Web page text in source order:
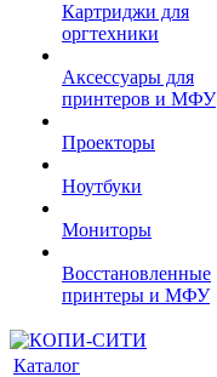
Картриджи для
оргтехники
Аксессуары для
принтеров и МФУ
Проекторы
Ноутбуки
Мониторы
Восстановленные
принтеры и МФУ
Каталог